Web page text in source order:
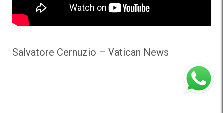
Salvatore Cernuzio – Vatican News